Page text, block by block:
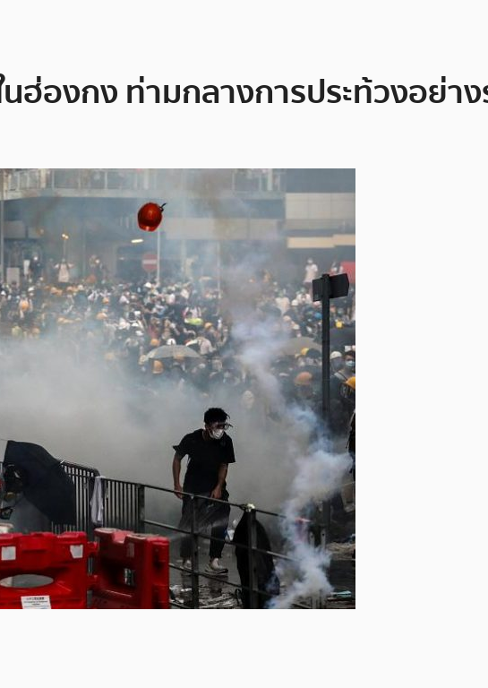
ฮ่องกง ท่ามกลางการประท้วงอย่า